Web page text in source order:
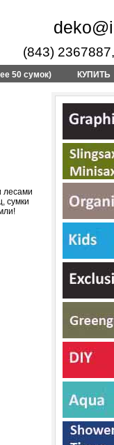
(843)
50 сумок) КУПИТЬ
лесами
сумки